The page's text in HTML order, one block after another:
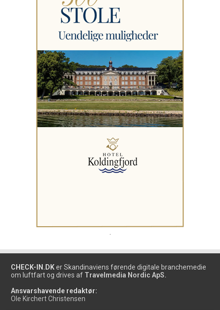
CHECK-IN.DK er Skandinaviens førende digitale branchemedie
om luftfart og drives af Travelmedia Nordic ApS.
Ansvarshavende redaktør:
Ole Kirchert Christensen